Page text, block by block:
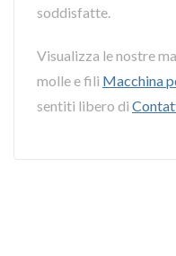
soddisfatte.
Visualizza le nostre
molle e fili Macchina
sentiti libero di